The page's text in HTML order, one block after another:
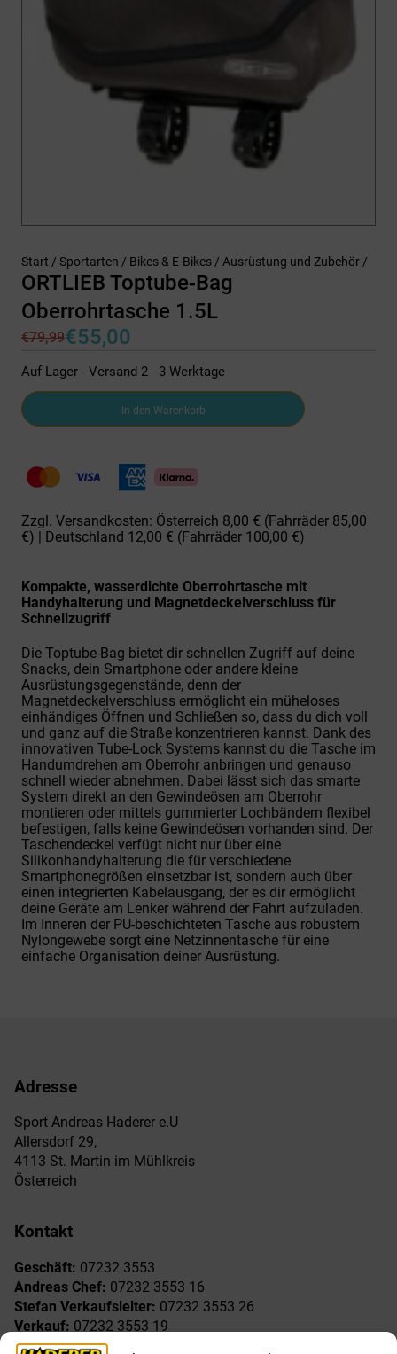
Start / Sportarten / Bikes & E-Bikes / Ausrüstung und Zubehör /
ORTLIEB Toptube-Bag
Oberrohrtasche 1.5L
€79,99
Ursprünglicher
war:
€79,99
€55,00
Aktueller
ist:
€55,00.
Auf Lager - Versand 2 - 3 Werktage
ORTLIEB
Toptube-
Bag
Menge
In den Warenkorb
Zzgl. Versandkosten: Österreich 8,00 € (Fahrräder 85,00
€) | Deutschland 12,00 € (Fahrräder 100,00 €)
Kompakte, wasserdichte Oberrohrtasche mit
Handyhalterung und Magnetdeckelverschluss für
Schnellzugriff
Die Toptube-Bag bietet dir schnellen Zugriff auf deine
Snacks, dein Smartphone oder andere kleine
Ausrüstungsgegenstände, denn der
Magnetdeckelverschluss ermöglicht ein müheloses
einhändiges Öffnen und Schließen so, dass du dich voll
und ganz auf die Straße konzentrieren kannst. Dank des
innovativen Tube-Lock Systems kannst du die Tasche im
Handumdrehen am Oberrohr anbringen und genauso
schnell wieder abnehmen. Dabei lässt sich das smarte
System direkt an den Gewindeösen am Oberrohr
montieren oder mittels gummierter Lochbändern flexibel
befestigen, falls keine Gewindeösen vorhanden sind. Der
Taschendeckel verfügt nicht nur über eine
Silikonhandyhalterung die für verschiedene
Smartphonegrößen einsetzbar ist, sondern auch über
einen integrierten Kabelausgang, der es dir ermöglicht
deine Geräte am Lenker während der Fahrt aufzuladen.
Im Inneren der PU-beschichteten Tasche aus robustem
Nylongewebe sorgt eine Netzinnentasche für eine
einfache Organisation deiner Ausrüstung.
Adresse
Sport Andreas Haderer e.U
Allersdorf 29,
4113 St. Martin im Mühlkreis
Österreich
Kontakt
Geschäft: 07232 3553
Andreas Chef: 07232 3553 16
Stefan Verkaufsleiter: 07232 3553 26
Verkauf: 07232 3553 19
Reklamationen: